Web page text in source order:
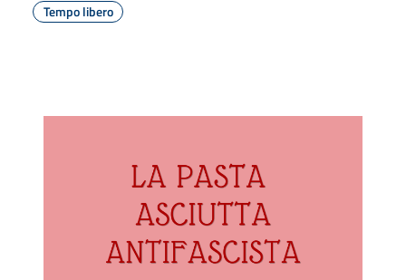
Tempo libero